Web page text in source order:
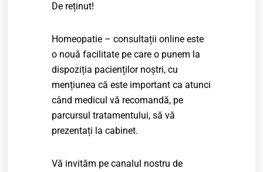
De reținut!
Homeopatie – consultații online este
o nouă facilitate pe care o punem la
dispoziția pacienților noștri, cu
mențiunea că este important ca atunci
când medicul vă recomandă, pe
parcursul tratamentului, să vă
prezentați la cabinet.
Vă invităm pe canalul nostru de